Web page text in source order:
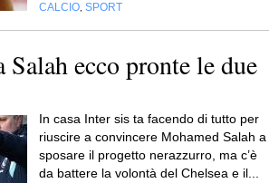
CALCIO SPORT
Salah ecco pronte le due
In casa Inter sis ta facendo di tutto per
riuscire a convincere Mohamed Salah a
sposare il progetto nerazzurro, ma c’è
da battere la volontà del Chelsea e il...